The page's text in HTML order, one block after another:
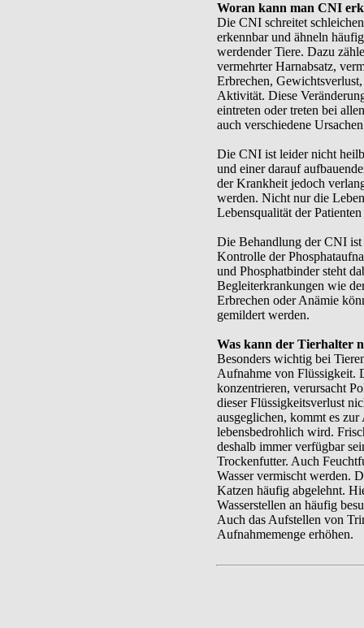
Woran kann man CNI
Die CNI schreitet
erkennbar und ähneln
werdender Tiere. Dazu
vermehrter Harnabsatz,
Erbrechen,
Aktivität. Diese
eintreten oder treten bei
auch verschiedene
Die CNI ist leider nicht
und einer darauf
der Krankheit jedoch
werden. Nicht nur die
Lebensqualität der
Die Behandlung der CNI
Kontrolle der
und Phosphatbinder steht
Begleiterkrankungen wie
Erbrechen oder Anämie
gemildert werden.
Was kann der Tierhalter
Besonders wichtig bei
Aufnahme von Flüssigkeit.
konzentrieren, verursacht
dieser Flüssigkeitsverlust
ausgeglichen, kommt es
lebensbedrohlich wird.
deshalb immer verfügbar
Trockenfutter. Auch
Wasser vermischt werden.
Katzen häufig abgelehnt.
Wasserstellen an häufig
Auch das Aufstellen von
Aufnahmemenge erhöhen.